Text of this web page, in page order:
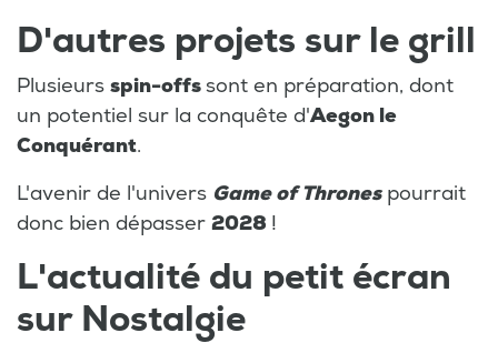
D'autres projets sur le grill
Plusieurs spin-offssont en préparation, dont
un potentiel sur la conquête d'Aegon le
Conquérant.
L'avenir de l'univers Game of Thronespourrait
donc bien dépasser 2028 !
L'actualité du petit écran
sur Nostalgie